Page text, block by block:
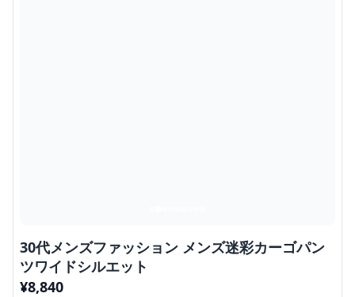
30代メンズファッション メンズ迷彩カーゴパン
ツワイドシルエット
¥8,840